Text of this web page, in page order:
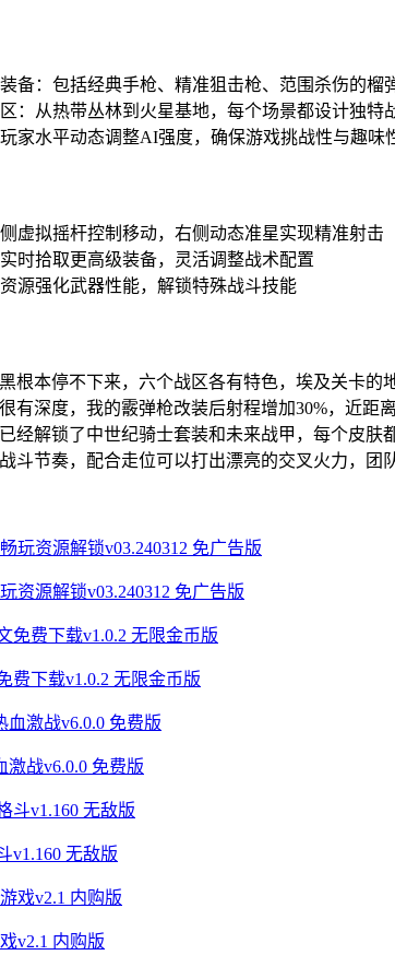
备：包括经典手枪、精准狙击枪、范围杀伤的
：从热带丛林到火星基地，每个场景都设计独特
家水平动态调整AI强度，确保游戏挑战性与趣味
虚拟摇杆控制移动，右侧动态准星实现精准射击
时拾取更高级装备，灵活调整战术配置
源强化武器性能，解锁特殊战斗技能
根本停不下来，六个战区各有特色，埃及关卡的
有深度，我的霰弹枪改装后射程增加30%，近距
经解锁了中世纪骑士套装和未来战甲，每个皮肤
斗节奏，配合走位可以打出漂亮的交叉火力，团
资源解锁v03.240312 免广告版
费下载v1.0.2 无限金币版
激战v6.0.0 免费版
v1.160 无敌版
v2.1 内购版